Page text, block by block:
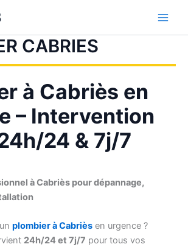
CABRIES
à Cabriès en
– Intervention
24 & 7j/7
à Cabriès pour dépannage,
plombier à Cabriès en urgence ?
24h/24 et 7j/7 pour tous vos